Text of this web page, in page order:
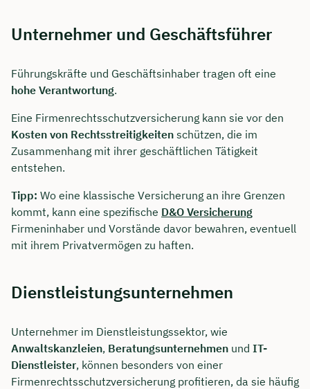
Unternehmer und Geschäftsführer
Führungskräfte und Geschäftsinhaber tragen oft eine
hohe Verantwortung.
Eine Firmenrechtsschutzversicherung kann sie vor den
Kosten von Rechtsstreitigkeiten schützen, die im
Zusammenhang mit ihrer geschäftlichen Tätigkeit
entstehen.
Tipp: Wo eine klassische Versicherung an ihre Grenzen
kommt, kann eine spezifische D&O Versicherung
Firmeninhaber und Vorstände davor bewahren, eventuell
mit ihrem Privatvermögen zu haften.
Dienstleistungsunternehmen
Unternehmer im Dienstleistungssektor, wie
Anwaltskanzleien, Beratungsunternehmen und IT-
Dienstleister, können besonders von einer
Firmenrechtsschutzversicherung profitieren, da sie häufig